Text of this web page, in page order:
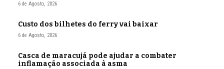
6 de Agosto, 2026
Custo dos bilhetes do ferry vai baixar
6 de Agosto, 2026
Casca de maracujá pode ajudar a combater
inflamação associada à asma